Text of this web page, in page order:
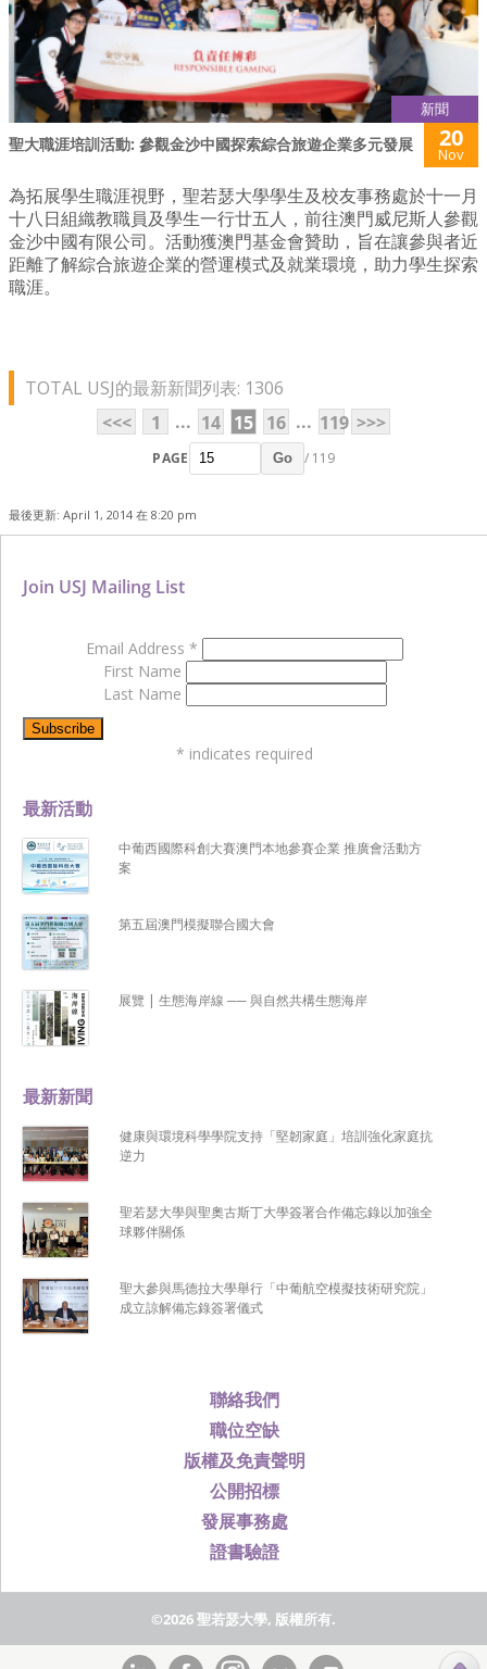
新聞
聖大職涯培訓活動: 參觀金沙中國探索綜合旅遊企業多元發展 20
Nov
為拓展學生職涯視野，聖若瑟大學學生及校友事務處於十一月
十八日組織教職員及學生一行廿五人，前往澳門威尼斯人參觀
金沙中國有限公司。活動獲澳門基金會贊助，旨在讓參與者近
距離了解綜合旅遊企業的營運模式及就業環境，助力學生探索
職涯。
TOTAL USJ的最新新聞列表: 1306
<<<
1 ... 14 15 16 ... 119 >>>
PAGE Go / 119
最後更新: April 1, 2014 在 8:20 pm
聯絡我們
職位空缺
版權及免責聲明
公開招標
發展事務處
證書驗證
最新新聞
健康與環境科學學院支持「堅韌家庭」培訓強化家庭抗
逆力
聖若瑟大學與聖奧古斯丁大學簽署合作備忘錄以加強全
球夥伴關係
聖大參與馬德拉大學舉行「中葡航空模擬技術研究院」
成立諒解備忘錄簽署儀式
最新活動
中葡西國際科創大賽澳門本地參賽企業 推廣會活動方
案
第五屆澳門模擬聯合國大會
展覽 | 生態海岸線 ── 與自然共構生態海岸
Join USJ Mailing List
Email Address *
First Name
Last Name
* indicates required
©2026 聖若瑟大學, 版權所有.